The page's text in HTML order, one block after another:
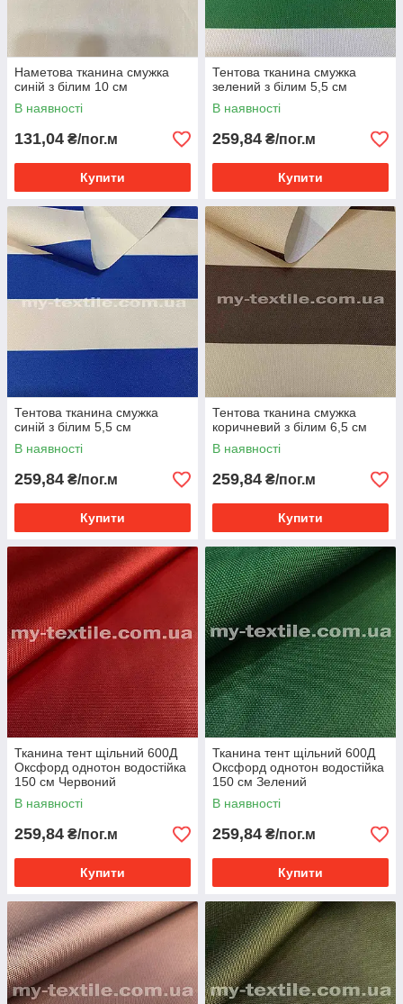
Наметова тканина смужка
синій з білим 10 см
В наявності
131,04 ₴/пог.м
Купити
Тентова тканина смужка
зелений з білим 5,5 см
В наявності
259,84 ₴/пог.м
Купити
Тентова тканина смужка
синій з білим 5,5 см
В наявності
259,84 ₴/пог.м
Купити
Тентова тканина смужка
коричневий з білим 6,5 см
В наявності
259,84 ₴/пог.м
Купити
Тканина тент щільний 600Д
Оксфорд однотон водостійка
150 см Червоний
В наявності
259,84 ₴/пог.м
Купити
Тканина тент щільний 600Д
Оксфорд однотон водостійка
150 см Зелений
В наявності
259,84 ₴/пог.м
Купити